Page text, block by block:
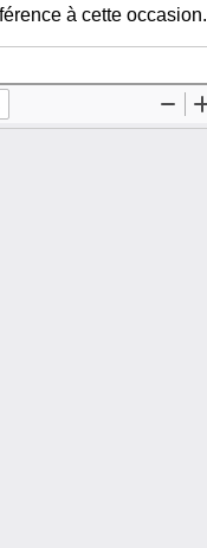
à cette occasion.